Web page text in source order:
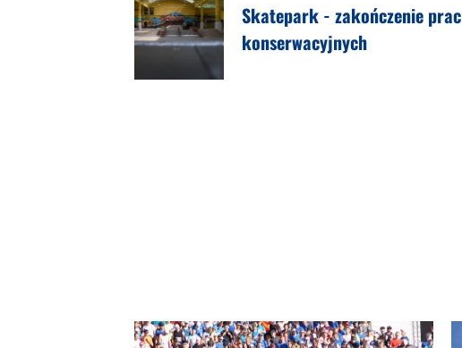
Skatepark - zakończenie prac
konserwacyjnych